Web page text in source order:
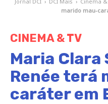
marido mau-
CINEMA & TV
Maria Clara
Renée terá
caráter em